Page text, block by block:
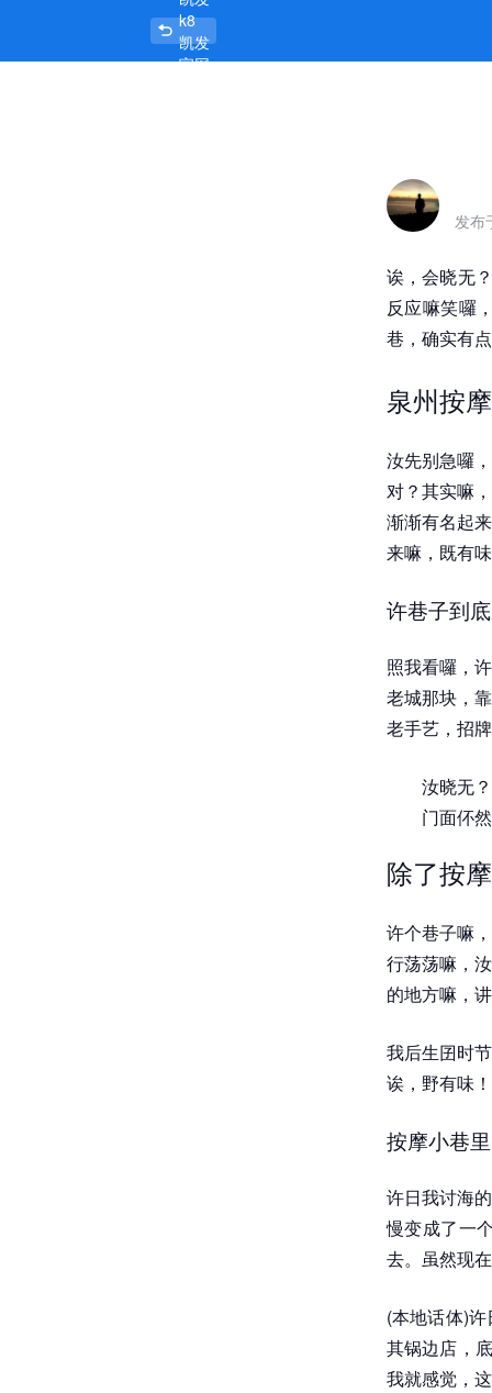
泉州按摩小巷在哪里，巷里巷外有
k8
凯发
官网
发布
诶，会晓无
反应嘛笑囉
巷，确实有
泉州按
汝先别急囉
对？其实嘛
渐渐有名起
来嘛，既有
许巷子到
照我看囉，
老城那块，
老手艺，招
汝晓无
门面伓
除了按
许个巷子嘛
行荡荡嘛，
的地方嘛，
我后生囝时
诶，野有味
按摩小巷
许日我讨海
慢变成了一
去。虽然现
(本地话体)
其锅边店，
我就感觉，